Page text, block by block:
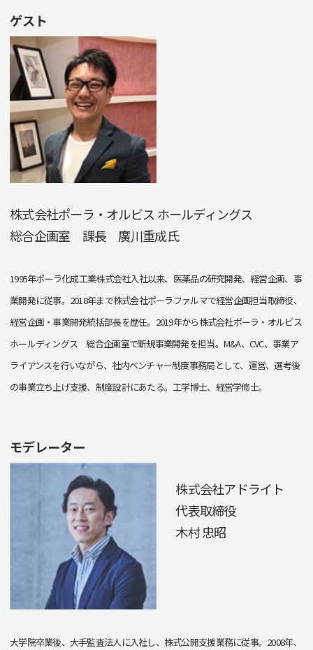
ゲスト
株式会社ポーラ・オルビス ホールディングス
総合企画室 課長 廣川重成氏
1995年ポーラ化成工業株式会社入社以来、医薬品の研究開発、経営企画、事
業開発に従事。2018年まで株式会社ポーラファルマで経営企画担当取締役、
経営企画・事業開発統括部長を歴任。2019年から株式会社ポーラ・オルビス
ホールディングス 総合企画室で新規事業開発を担当。M&A、CVC、事業ア
ライアンスを行いながら、社内ベンチャー制度事務局として、運営、選考後
の事業立ち上げ支援、制度設計にあたる。工学博士、経営学修士。
モデレーター
株式会社アドライト
代表取締役
木村 忠昭
大学院卒業後、大手監査法人に入社し、株式公開支援業務に従事。2008年、